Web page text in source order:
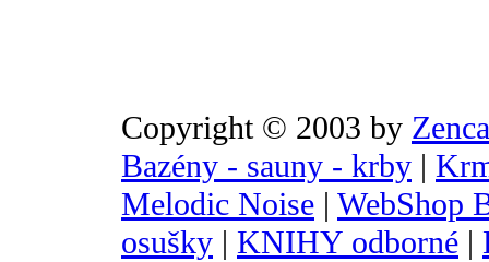
Copyright © 2003 by
Bazény - sauny - krby |
Melodic Noise | WebShop
osušky | KNIHY odborné |